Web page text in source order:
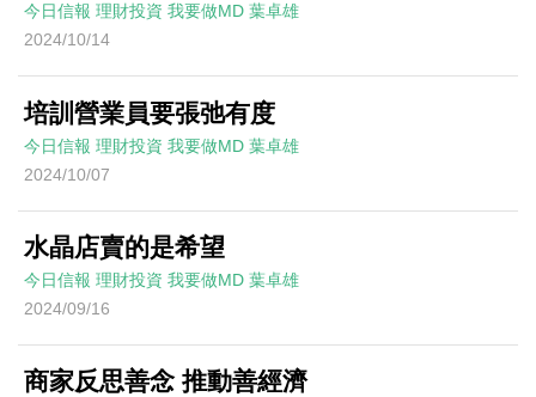
今日信報 理財投資 我要做MD 葉卓雄
2024/10/14
培訓營業員要張弛有度
今日信報 理財投資 我要做MD 葉卓雄
2024/10/07
水晶店賣的是希望
今日信報 理財投資 我要做MD 葉卓雄
2024/09/16
商家反思善念 推動善經濟